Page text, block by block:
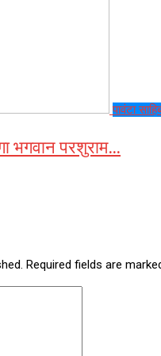
पावंटा
भगवान परशुराम…
Required fields are